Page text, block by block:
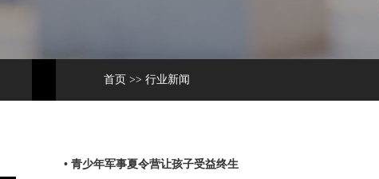
首页 >> 行业新闻
• 青少年军事夏令营让孩子受益终生